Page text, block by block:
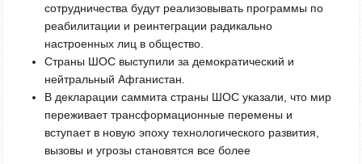
сотрудничества будут реализовывать программы по
реабилитации и реинтеграции радикально
настроенных лиц в общество.
Страны ШОС выступили за демократический и
нейтральный Афганистан.
В декларации саммита страны ШОС указали, что мир
переживает трансформационные перемены и
вступает в новую эпоху технологического развития,
вызовы и угрозы становятся все более